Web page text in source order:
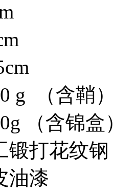
g （含鞘
（含锦盒
锻打花纹钢
油漆